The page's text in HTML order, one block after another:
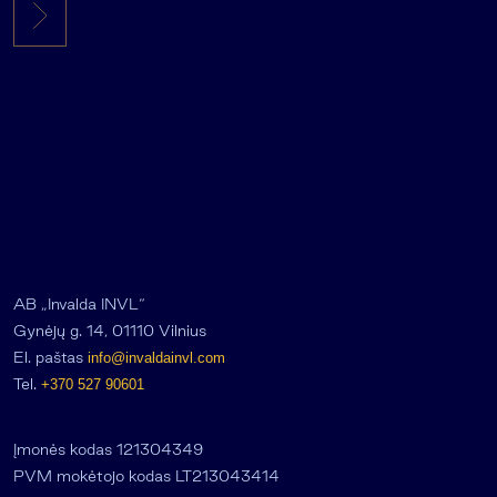
AB „Invalda INVL“
Gynėjų g. 14, 01110 Vilnius
El. paštas info@invaldainvl.com
Tel. +370 527 90601
Įmonės kodas 121304349
PVM mokėtojo kodas LT213043414